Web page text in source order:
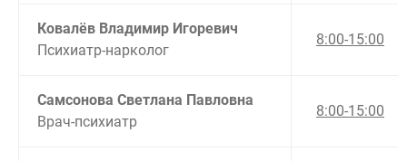
Ковалёв Владимир Игоревич
Психиатр-нарколог
8:00-15:00
Самсонова Светлана Павловна
Врач-психиатр
8:00-15:00
Москва